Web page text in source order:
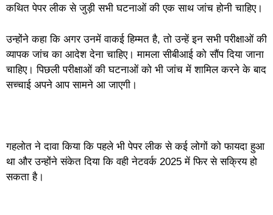
कथित पेपर लीक से जुड़ी सभी घटनाओं की एक साथ जांच होनी चाहिए।
उन्होंने कहा कि अगर उनमें वाकई हिम्मत है, तो उन्हें इन सभी परीक्षाओं की
व्यापक जांच का आदेश देना चाहिए। मामला सीबीआई को सौंप दिया जाना
चाहिए। पिछली परीक्षाओं की घटनाओं को भी जांच में शामिल करने के बाद
सच्चाई अपने आप सामने आ जाएगी।
गहलोत ने दावा किया कि पहले भी पेपर लीक से कई लोगों को फायदा हुआ
था और उन्होंने संकेत दिया कि वही नेटवर्क 2025 में फिर से सक्रिय हो
सकता है।